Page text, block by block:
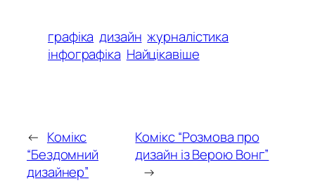
графіка дизайн журналістика
інфографіка Найцікавіше
← Комікс
“Бездомний
дизайнер”
Комікс “Розмова про
дизайн із Верою Вонг”
→